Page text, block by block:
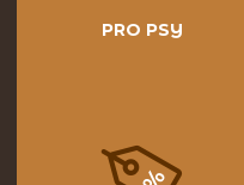
PRO PSY